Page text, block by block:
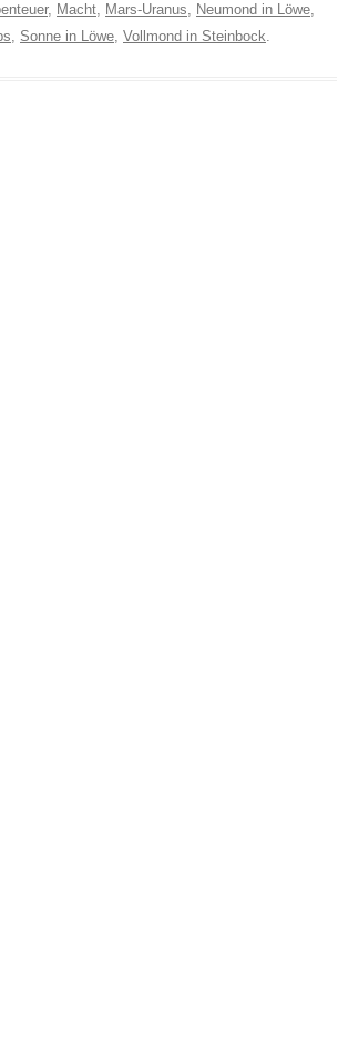
, Macht, Mars-Uranus, Neumond in Löwe,
, Sonne in Löwe, Vollmond in Steinbock.